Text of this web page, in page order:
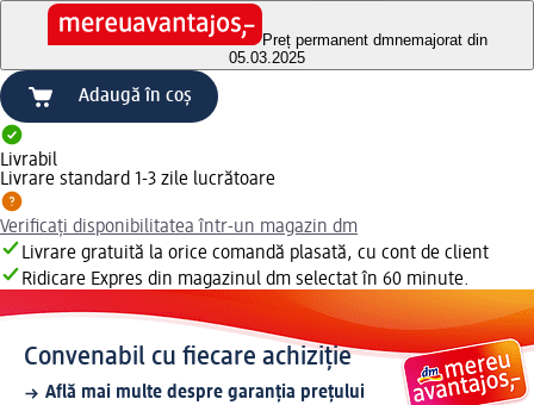
Preț permanent dmnemajorat din
05.03.2025
Adaugă în coș
Livrabil
Livrare standard 1-3 zile lucrătoare
Verificați disponibilitatea într-un magazin dm
Livrare gratuită la orice comandă plasată, cu cont de client
Ridicare Expres din magazinul dm selectat în 60 minute.
Convenabil cu fiecare achiziție
Află mai multe despre garanția prețului